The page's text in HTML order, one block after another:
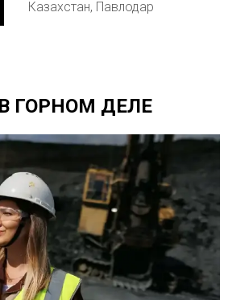
Казахстан, Павлодар
В ГОРНОМ ДЕЛЕ